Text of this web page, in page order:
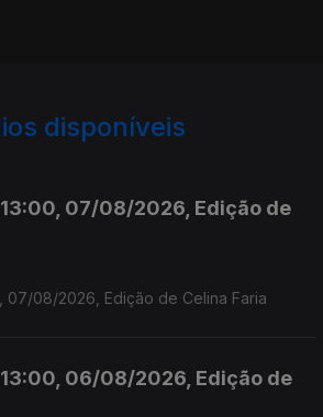
disponíveis
07/08/2026, Edição de
07/08/2026, Edição de Celina Faria
06/08/2026, Edição de